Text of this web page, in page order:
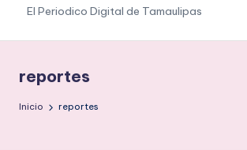
p
e
a
s
El Periodico Digital de Tamaulipas
reportes
Inicio reportes